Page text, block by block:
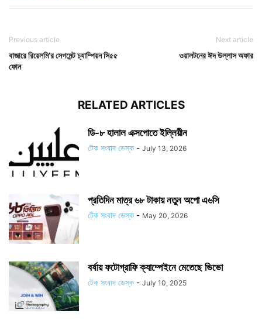
Previous article
বাজারে রিয়েলমি’র সেগমেন্ট চ্যাম্পিয়ন সি৫৫
ফোন
Next article
ওয়ালটনের ঈদ উল্লাস অফার
RELATED ARTICLES
ডি-৮ হালাল এক্সপোতে ইল্লিয়ীন
টেক সংবাদ ডেস্ক - July 13, 2026
প্রতিদিন মাত্র ৬৮ টাকায় নতুন অপো এ৬সি
টেক সংবাদ ডেস্ক - May 20, 2026
বর্ষায় ফটোগ্রাফি ক্যাম্পেইনে মেতেছে ভিভো
টেক সংবাদ ডেস্ক - July 10, 2025